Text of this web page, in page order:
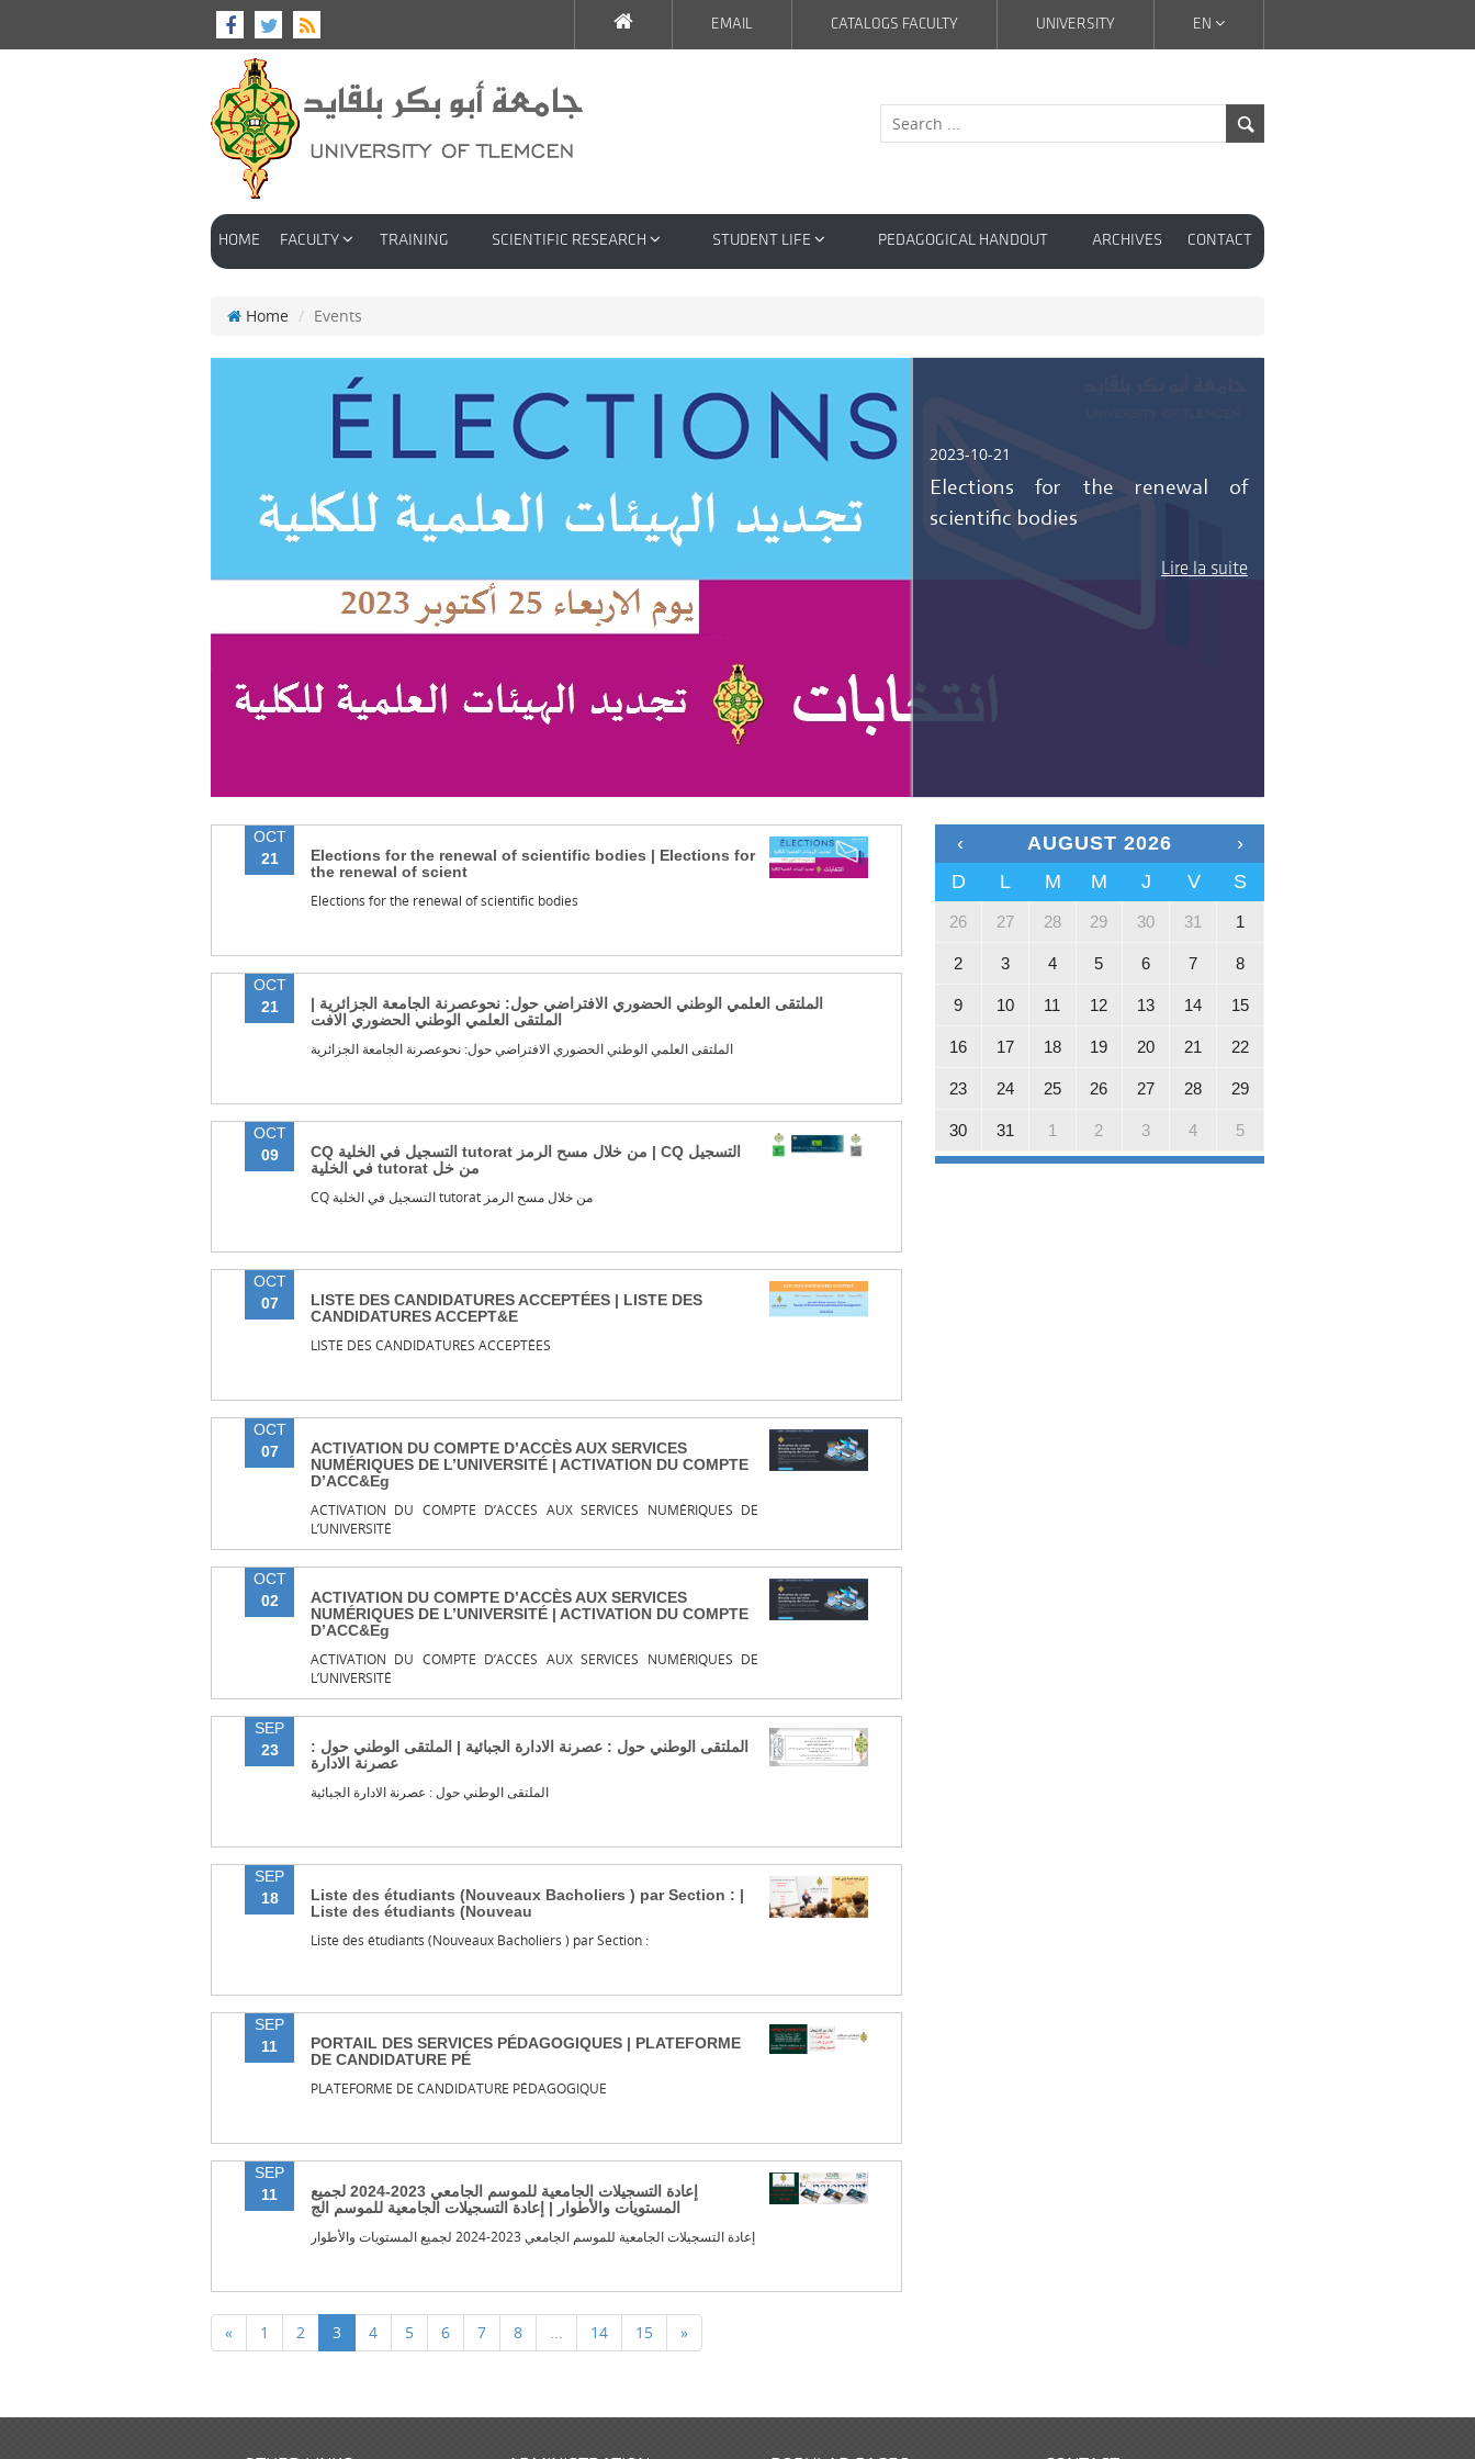
EN
UNIVERSITY
CATALOGS FACULTY
EMAIL
HOME FACULTY TRAINING SCIENTIFIC RESEARCH STUDENT LIFE PEDAGOGICAL HANDOUT ARCHIVES CONTACT
Home Events
2023-10-21
Elections for the renewal of
scientific bodies
Lire la suite
OCT
21
Elections for the renewal of scientific bodies | Elections for
the renewal of scient
Elections for the renewal of scientific bodies
OCT
21
الملتقى العلمي الوطني الحضوري الافتراضي حول: نحوعصرنة الجامعة الجزائرية |
الملتقى العلمي الوطني الحضوري الافت
الملتقى العلمي الوطني الحضوري الافتراضي حول: نحوعصرنة الجامعة الجزائرية
OCT
09
CQ التسجیل في الخلیة tutorat من خلال مسح الرمز | CQ التسجیل
في الخلیة tutorat من خل
CQ التسجیل في الخلیة tutorat من خلال مسح الرمز
OCT
07
LISTE DES CANDIDATURES ACCEPTÉES | LISTE DES
CANDIDATURES ACCEPT&E
LISTE DES CANDIDATURES ACCEPTÉES
OCT
07
ACTIVATION DU COMPTE D’ACCÈS AUX SERVICES
NUMÉRIQUES DE L’UNIVERSITÉ | ACTIVATION DU COMPTE
D’ACC&Eg
ACTIVATION DU COMPTE D’ACCÈS AUX SERVICES NUMÉRIQUES DE
L’UNIVERSITÉ
OCT
02
ACTIVATION DU COMPTE D’ACCÈS AUX SERVICES
NUMÉRIQUES DE L’UNIVERSITÉ | ACTIVATION DU COMPTE
D’ACC&Eg
ACTIVATION DU COMPTE D’ACCÈS AUX SERVICES NUMÉRIQUES DE
L’UNIVERSITÉ
SEP
23
الملتقى الوطني حول : عصرنة الادارة الجبائية | الملتقى الوطني حول :
عصرنة الادارة
الملتقى الوطني حول : عصرنة الادارة الجبائية
SEP
18
Liste des étudiants (Nouveaux Bacholiers ) par Section : |
Liste des étudiants (Nouveau
Liste des étudiants (Nouveaux Bacholiers ) par Section :
SEP
11
PORTAIL DES SERVICES PÉDAGOGIQUES | PLATEFORME
DE CANDIDATURE PÉ
PLATEFORME DE CANDIDATURE PÉDAGOGIQUE
SEP
11
إعادة التسجيلات الجامعية للموسم الجامعي 2023-2024 لجميع
المستويات والأطوار | إعادة التسجيلات الجامعية للموسم الج
إعادة التسجيلات الجامعية للموسم الجامعي 2023-2024 لجميع المستويات والأطوار
« 1 2 3 4 5 6 7 8 ... 14 15 »
‹ AUGUST 2026
›
D
L M M J V S
26 27 28 29 30 31 1
2 3 4 5 6 7 8
9 10 11 12 13 14 15
16 17 18 19 20 21 22
23 24 25 26 27 28 29
30 31 1 2 3 4 5